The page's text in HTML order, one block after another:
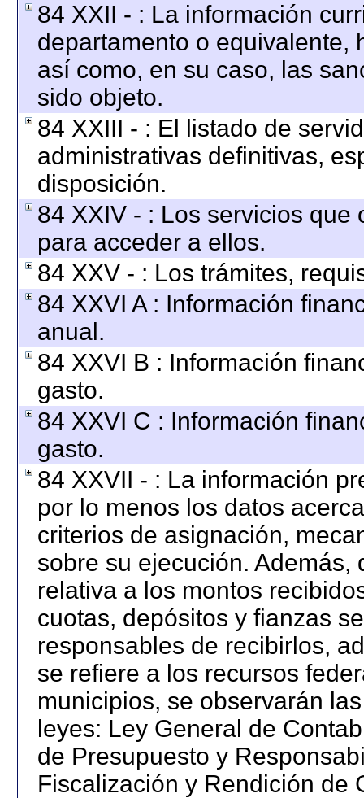
84 XXII - : La información
departamento o equivalente,
así como, en su caso, las
sido objeto.
84 XXIII - : El listado de
administrativas definitivas,
disposición.
84 XXIV - : Los servicios
para acceder a ellos.
84 XXV - : Los trámites,
84 XXVI A : Información
anual.
84 XXVI B : Información
gasto.
84 XXVI C : Información
gasto.
84 XXVII - : La información
por lo menos los datos
criterios de asignación,
sobre su ejecución.
relativa a los montos
cuotas, depósitos y fianzas
responsables de recibirlos,
se refiere a los recursos
municipios, se observarán
leyes: Ley General de
de Presupuesto y
Fiscalización y Rendición de